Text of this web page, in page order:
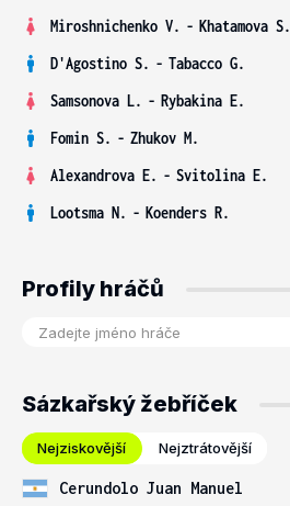
Miroshnichenko V. - Khatamova S.
D'Agostino S. - Tabacco G.
Samsonova L. - Rybakina E.
Fomin S. - Zhukov M.
Alexandrova E. - Svitolina E.
Lootsma N. - Koenders R.
Profily hráčů
Sázkařský žebříček
Nejziskovější Nejztrátovější
Cerundolo Juan Manuel